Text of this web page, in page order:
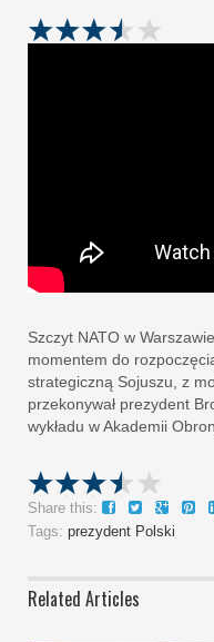
Szczyt NATO w
momentem do
strategiczną Sojuszu, z
przekonywał prezydent
wykładu w Akademii
Share this:
Tags: prezydent Polski
Related Articles